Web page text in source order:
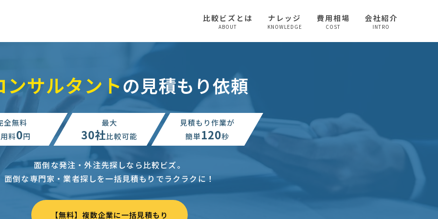
比較ビズとは
ABOUT
ナレッジ
KNOWLEDGE
費用相場
COST
会社紹介
INTRO
ンサルタントの見積もり依頼
全無料
料0円
最大
30社比較可能
見積もり作業が
簡単120秒
面倒な発注・外注先探しなら比較ビズ。
面倒な専門家・業者探しを一括見積もりでラクラクに！
【無料】複数企業に一括見積もり